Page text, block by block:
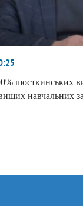
шосткинських
навчальних